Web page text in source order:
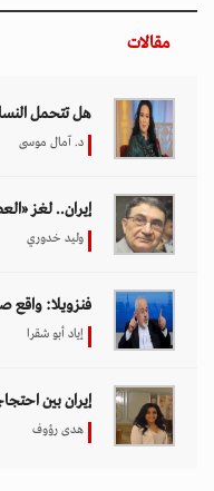
مقالات
هل تتحمل النساء
د. آمال موسى
إيران.. لغز
وليد خدوري
فنزويلا: واقع
إياد أبو شقرا
إيران بين
هدى رؤوف